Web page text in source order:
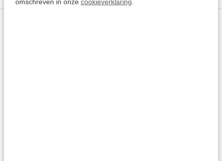
omschreven in onze cookieverklaring.